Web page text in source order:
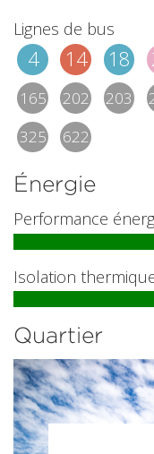
Lignes de bus
4 14 18
165 202 203
325
622
Énergie
Performance
Isolation
Quartier